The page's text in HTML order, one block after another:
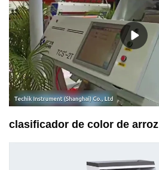
clasificador de color de arroz